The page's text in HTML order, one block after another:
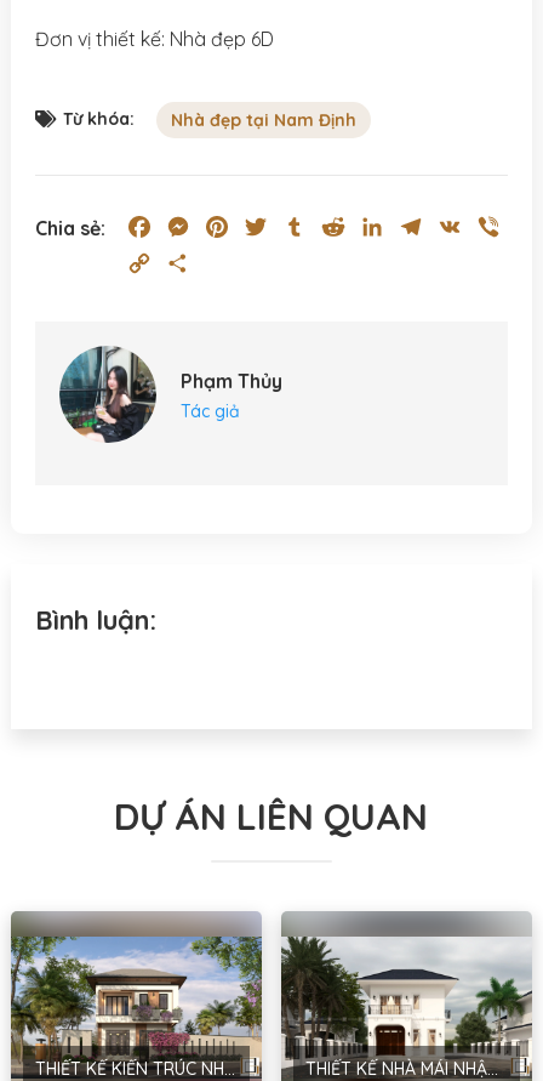
Đơn vị thiết kế: Nhà đẹp 6D
Từ khóa: Nhà đẹp tại Nam Định
Chia sẻ: FacebookMessenger
PinterestTwitterTumblrRedditLinkedInTelegram
VK
Copy
Phạm Thủy
Tác giả
Bình luận:
DỰ ÁN LIÊN QUAN
THIẾT KẾ KIẾN TRÚC NHÀ MÁI NHẬT PHONG CÁCH HIỆN ĐẠI TẠI HÀ NỘI – ANH MẠNH THIẾT KẾ NHÀ MÁI NHẬT PHONG CÁCH HIỆN ĐẠI TẠI HÀ NỘI – ANH ĐINH